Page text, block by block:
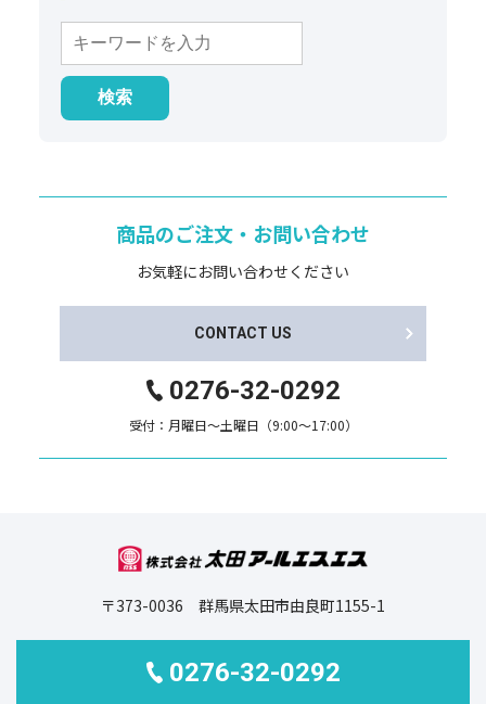
商品のご注文・お問い合わせ
お気軽にお問い合わせください
CONTACT US
0276-32-0292
受付：月曜日～土曜日（9:00～17:00）
〒373-0036 群馬県太田市由良町1155-1
0276-32-0292